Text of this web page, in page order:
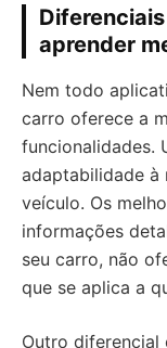
aprender
Nem todo
carro oferece a
funcionalidades.
adaptabilidade à
veículo. Os
informações
seu carro, não
que se aplica a
Outro diferencial